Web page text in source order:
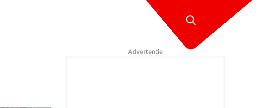
Advertentie